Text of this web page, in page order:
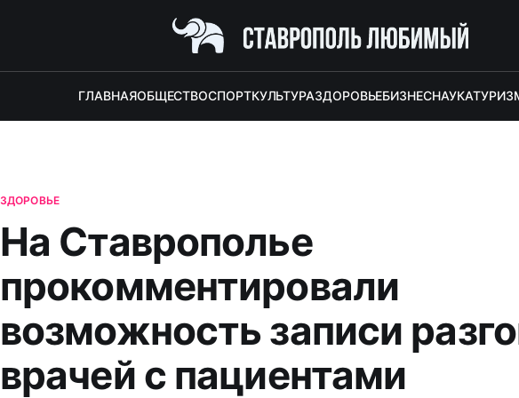
ГЛАВНАЯОБЩЕСТВОСПОРТКУЛЬТУРАЗДОРОВЬЕБИЗНЕСНАУКА
ЗДОРОВЬЕ
На Ставрополье
прокомментировали
возможность записи
врачей с пациентами